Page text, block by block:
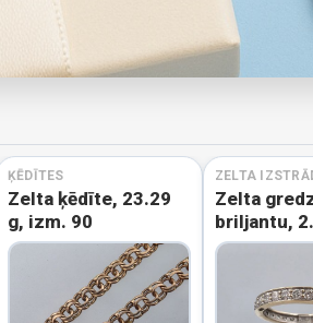
ĶĒDĪTES
Zelta ķēdīte, 23.29
g, izm. 90
ZELTA
Zelta
briljantu,
izm. 17